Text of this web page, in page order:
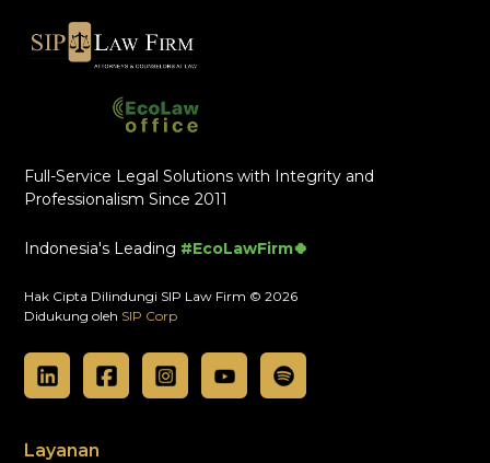
Full-Service Legal Solutions with Integrity and
Professionalism Since 2011
Indonesia's Leading #EcoLawFirm🍀
Hak Cipta Dilindungi SIP Law Firm © 2026
Didukung oleh SIP Corp
Layanan